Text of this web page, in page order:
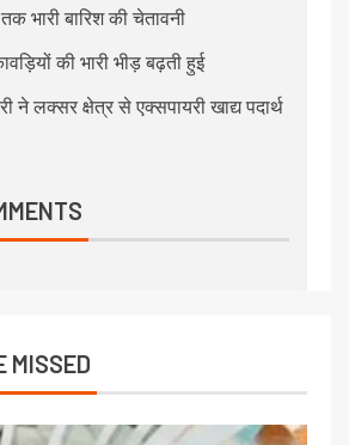
भारी बारिश की चेतावनी
की भारी भीड़ बढ़ती हुई
ने लक्सर क्षेत्र से एक्सपायरी खाद्य पदार्थ
MISSED